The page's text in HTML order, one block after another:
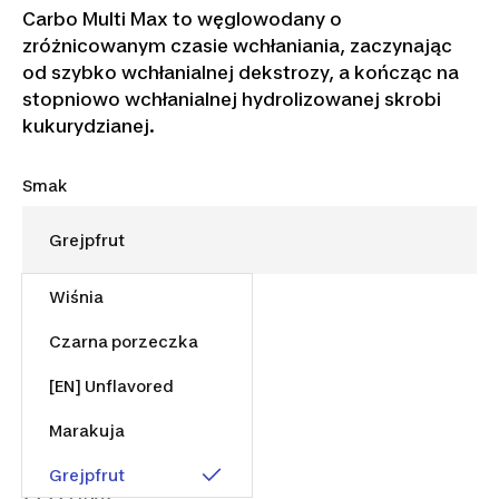
Carbo Multi Max to węglowodany o
zróżnicowanym czasie wchłaniania, zaczynając
od szybko wchłanialnej dekstrozy, a kończąc na
stopniowo wchłanialnej hydrolizowanej skrobi
kukurydzianej.
Smak
Wiśnia
Czarna porzeczka
[EN] Unflavored
Marakuja
Grejpfrut
29,99 zł
29,99 zł/kg